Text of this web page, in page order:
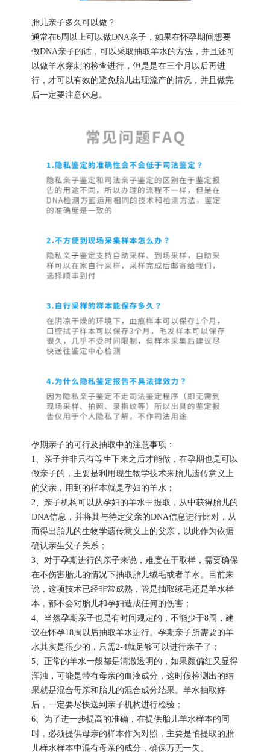
胎儿亲子多久可以做？
通常在6周以上可以做DNA亲子，如果在怀孕期间想要
做DNA亲子的话，可以采取抽取羊水的方法，并且还可
以做羊水穿刺的检查进行，但是是在三个月以后再进
行，才可以有效的避免胎儿出现流产的情况，并且做完
后一定要注意休息。
孕期亲子的可行及抽取中的注意事项：
1、亲子并非只有等生下来之后才能做，在孕期也是可以
做亲子的，主要是利用现生物学技术来胎儿遗传意义上
的父亲，用到的样本就是孕妇的羊水；
2、亲子机构可以从孕妇的羊水中提取，从中获得胎儿的
DNA信息，并将其与待定父亲的DNA信息进行比对，从
而得出胎儿的生物学遗传意义上的父亲，以此作为依据
确认亲生父子关系；
3、对于孕期进行的亲子来说，难度在于取样，需要确保
在不伤害胎儿的情况下抽取胎儿绒毛或者羊水。目前来
说，这项技术已经非常成熟，管是抽取绒毛还是羊水样
本，都不会对胎儿和孕妇造成任何的伤害；
4、当然孕期亲子也是有时间规定的，不能少于8周，建
议在怀孕18周以后抽取羊水进行。孕期亲子所需要的羊
水其实是很少的，只需2-4就足够可以进行亲子了；
5、正常的羊水一般都是清澈透明的，如果颜偏红又显得
浑浊，可能是带有母亲的血液成分，这时候检测出的结
果就是混合母亲和胎儿的混合成分结果。羊水抽取好
后，一定要尽快送到亲子机构进行检验；
6、为了进一步提高的准确，在提供胎儿羊水样本的同
时，必须提供母亲的样本作为对照，主要是怕提取的胎
儿样水样本中混有母亲的成分，确保万无一失。